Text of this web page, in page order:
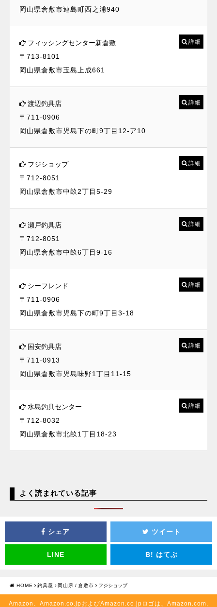
岡山県倉敷市連島町西之浦940
フィッシングセンター新倉敷
〒713-8101
岡山県倉敷市玉島上成661
詳細
渡辺釣具店
〒711-0906
岡山県倉敷市児島下の町9丁目12-ア10
詳細
フジショップ
〒712-8051
岡山県倉敷市中畝2丁目5-29
詳細
瀬戸釣具店
〒712-8051
岡山県倉敷市中畝6丁目9-16
詳細
シーフレンド
〒711-0906
岡山県倉敷市児島下の町9丁目3-18
詳細
国安釣具店
〒711-0913
岡山県倉敷市児島味野1丁目11-15
詳細
水島釣具センター
〒712-8032
岡山県倉敷市北畝1丁目18-23
詳細
よく読まれている記事
シェア ツイート
LINE B! はてぶ
HOME 釣具屋 岡山県 / 倉敷市 フジショップ
Amazon、Amazon.co.jpおよびAmazon.co.jpロゴは、Amazon.com,